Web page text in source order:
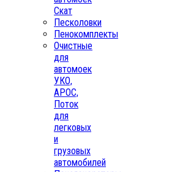
Скат
Песколовки
Пенокомплекты
Очистные
для
автомоек
УКО,
АРОС,
Поток
для
легковых
и
грузовых
автомобилей